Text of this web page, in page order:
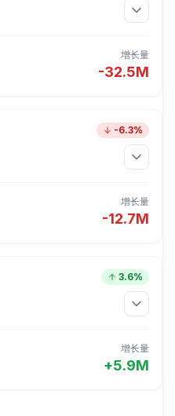
增长量
-32.5M
-6.3%
增长量
-12.7M
3.6%
增长量
+5.9M